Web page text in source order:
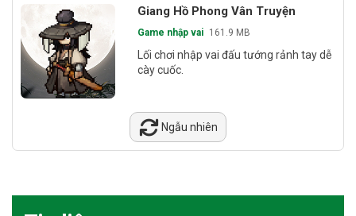
Giang Hồ Phong Vân Truyện
Game nhập vai 161.9 MB
Lối chơi nhập vai đấu tướng rảnh tay dễ
cày cuốc.
Ngẫu nhiên